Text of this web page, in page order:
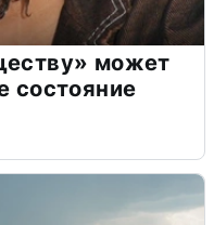
может
состояние